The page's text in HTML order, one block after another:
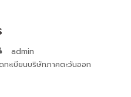
admin
ทะเบียนบริษัทภาคตะวันออก